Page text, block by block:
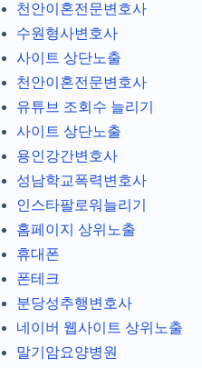
천안이혼전문변호사
수원형사변호사
사이트 상단노출
천안이혼전문변호사
유튜브 조회수 늘리기
사이트 상단노출
용인강간변호사
성남학교폭력변호사
인스타팔로워늘리기
홈페이지 상위노출
휴대폰
폰테크
분당성추행변호사
네이버 웹사이트 상위노출
말기암요양병원